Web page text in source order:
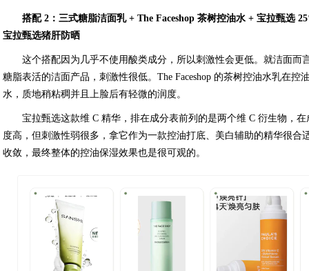
搭配 2：三式糖脂洁面乳 + The Faceshop 茶树控油水 + 宝拉甄选
宝拉甄选猪肝防晒
这个搭配因为几乎不使用酸类成分，所以刺激性会更低。就洁面而
糖脂表活的洁面产品，刺激性很低。The Faceshop 的茶树控油水乳在
水，质地稍粘稠并且上脸后有轻微的润度。
宝拉甄选这款维 C 精华，排在成分表前列的是两个维 C 衍生物，
度高，但刺激性弱很多，拿它作为一款控油打底、美白辅助的精华很合
收敛，最终整体的控油保湿效果也是很可观的。